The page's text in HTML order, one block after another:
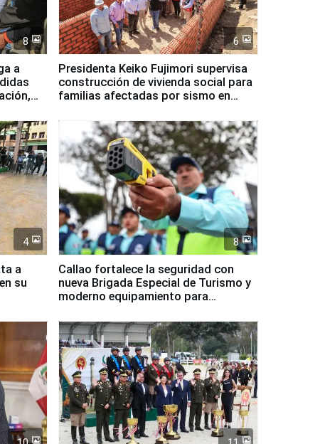
8
a
6
Presidenta Keiko Fujimori supervisa
construcción de vivienda social para
familias afectadas por sismo en
4
a
su
8
Callao fortalece la seguridad con
nueva Brigada Especial de Turismo y
moderno equipamiento para